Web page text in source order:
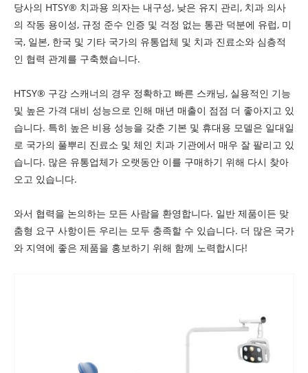
당사의 HTSY® 치과용 의자는 내구성, 낮은 유지 관리, 치과 의사
의 작동 용이성, 규정 준수 인증 및 걱정 없는 통관 덕분에 유럽, 미
국, 일본, 한국 및 기타 국가의 유통업체 및 치과 진료소와 심층적
인 협력 관계를 구축했습니다.
HTSY® 구강 스캐너의 경우 정확하고 빠른 스캐닝, 실용적인 기능
및 높은 가격 대비 성능으로 인해 매년 매출이 점점 더 좋아지고 있
습니다. 특히 높은 비용 성능을 갖춘 기본 및 휴대용 모델은 일대일
로 국가의 풀뿌리 진료소 및 체인 치과 기관에서 매우 잘 팔리고 있
습니다. 많은 유통업체가 오랫동안 이를 구매하기 위해 다시 찾아
오고 있습니다.
와서 협력을 논의하는 모든 사람을 환영합니다. 일반 제품이든 맞
춤형 요구 사항이든 우리는 모두 충족할 수 있습니다. 더 많은 국가
와 지역에 좋은 제품을 홍보하기 위해 함께 노력합시다!